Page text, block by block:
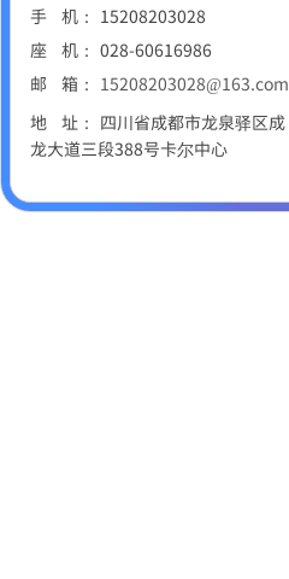
手 机： 15208203028
座 机： 028-60616986
邮
箱： 15208203028@163.com
地 址： 四川省成都市龙泉驿区成
龙大道三段388号卡尔中心